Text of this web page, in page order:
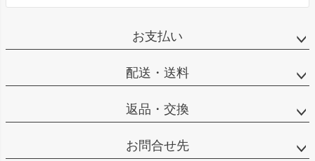
お支払い
配送・送料
返品・交換
お問合せ先